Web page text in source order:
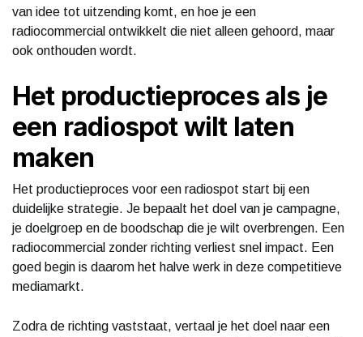
van idee tot uitzending komt, en hoe je een
radiocommercial ontwikkelt die niet alleen gehoord, maar
ook onthouden wordt.
Het productieproces als je
een radiospot wilt laten
maken
Het productieproces voor een radiospot start bij een
duidelijke strategie. Je bepaalt het doel van je campagne,
je doelgroep en de boodschap die je wilt overbrengen. Een
radiocommercial zonder richting verliest snel impact. Een
goed begin is daarom het halve werk in deze competitieve
mediamarkt.
Zodra de richting vaststaat, vertaal je het doel naar een